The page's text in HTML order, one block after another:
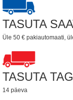
TASUTA
Üle 50 € pakiautomaati,
TASUTA
14 päeva